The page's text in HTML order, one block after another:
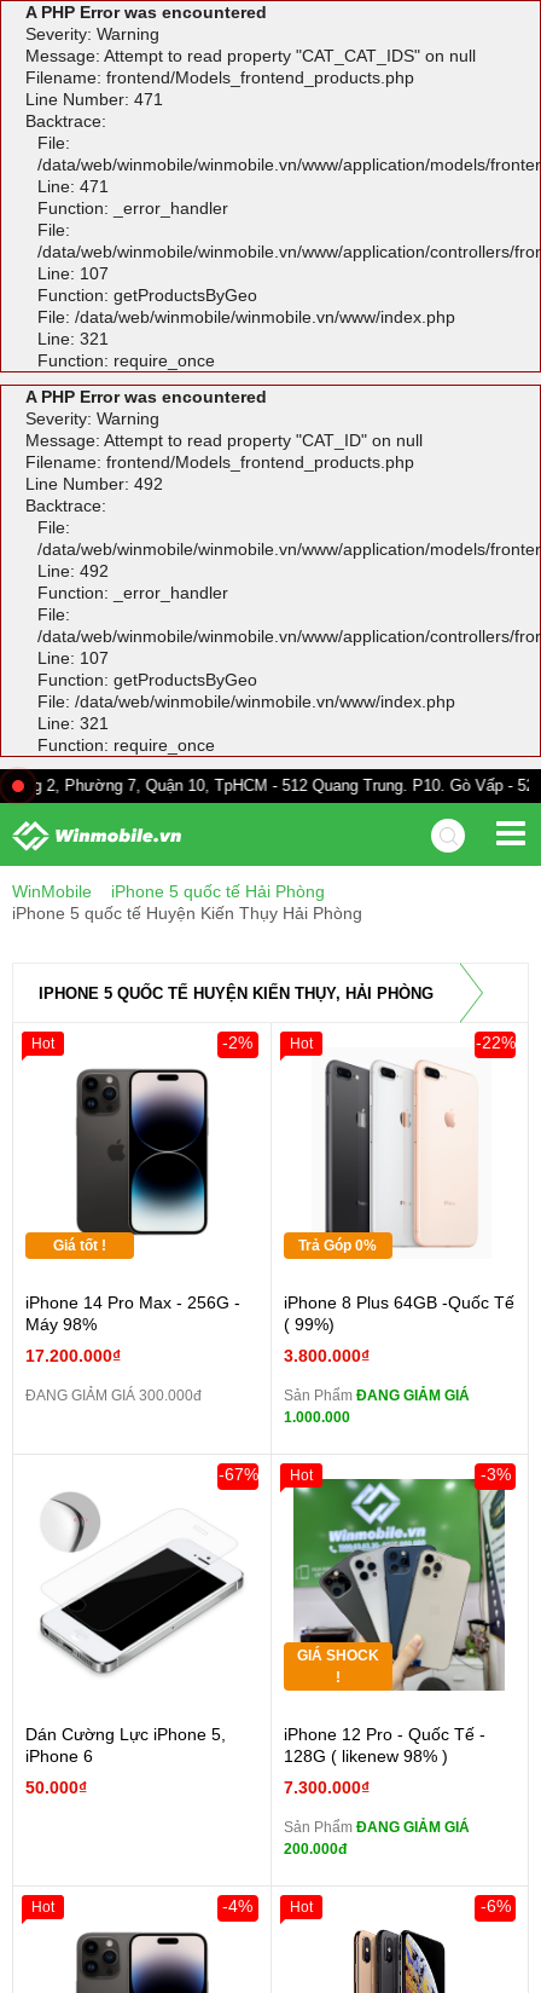
A PHP Error was encountered
Severity: Warning
Message: Attempt to read property "CAT_CAT_IDS" on null
Filename: frontend/Models_frontend_products.php
Line Number: 471
Backtrace:
File:
/data/web/winmobile/winmobile.vn/www/application/models/
Line: 471
Function: _error_handler
File:
/data/web/winmobile/winmobile.vn/www/application/controllers/
Line: 107
Function: getProductsByGeo
File: /data/web/winmobile/winmobile.vn/www/index.php
Line: 321
Function: require_once
A PHP Error was encountered
Severity: Warning
Message: Attempt to read property "CAT_ID" on null
Filename: frontend/Models_frontend_products.php
Line Number: 492
Backtrace:
File:
/data/web/winmobile/winmobile.vn/www/application/models/
Line: 492
Function: _error_handler
File:
/data/web/winmobile/winmobile.vn/www/application/controllers/
Line: 107
Function: getProductsByGeo
File: /data/web/winmobile/winmobile.vn/www/index.php
Line: 321
Function: require_once
7, Quận 10, TpHCM - 512 Quang Trung. P10. Gò Vấp - 528A Trường
WinMobile
iPhone 5 quốc tế Hải Phòng
iPhone 5 quốc tế Huyện Kiến Thụy Hải Phòng
IPHONE 5 QUỐC TẾ HUYỆN KIẾN THỤY, HẢI PHÒNG
Giá tốt !
iPhone 14 Pro Max - 256G -
Máy 98%
17.200.000₫
-2%
ĐANG GIẢM GIÁ 300.000đ
Hot
Trả Góp 0%
iPhone 8 Plus 64GB -Quốc Tế
( 99%)
3.800.000₫
-22%
Sản Phẩm ĐANG GIẢM GIÁ
1.000.000
Hot
Dán Cường Lực iPhone 5,
iPhone 6
50.000₫
-67%
GIÁ SHOCK
!
iPhone 12 Pro - Quốc Tế -
128G ( likenew 98% )
7.300.000₫
-3%
Sản Phẩm ĐANG GIẢM GIÁ
200.000đ
Hot
-4%
Hot -6%
Hot